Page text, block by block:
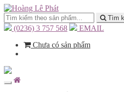
Tìm
(0236) 3 757 568
EMAIL
Chưa có sản phẩm